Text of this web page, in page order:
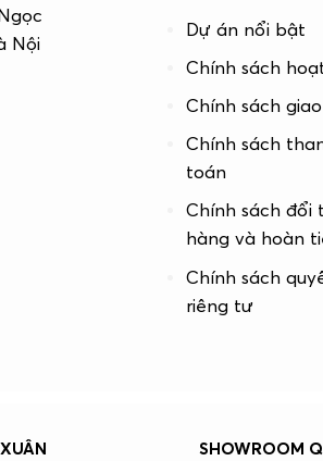
Nội
Dự án nổi bật
Chính sách
Chính sách
Chính sách
toán
Chính sách đổi
hàng và hoàn
Chính sách
riêng tư
SHOWROOM